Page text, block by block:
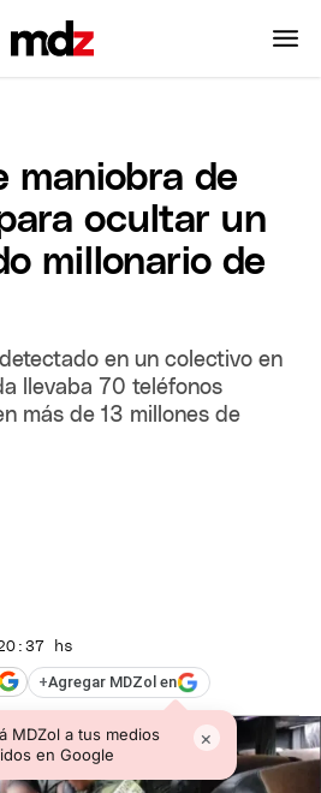
maniobra de
ocultar un
millonario de
en un colectivo en
llevaba 70 teléfonos
más de 13 millones de
hs
+Agregar MDZol en
MDZol a tus medios
en Google
×